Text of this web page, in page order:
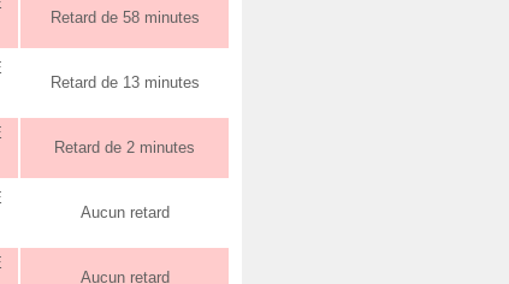
Retard de 58 minutes
Retard de 13 minutes
Retard de 2 minutes
Aucun retard
Aucun retard